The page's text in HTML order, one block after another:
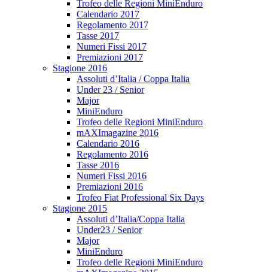
Trofeo delle Regioni MiniEnduro
Calendario 2017
Regolamento 2017
Tasse 2017
Numeri Fissi 2017
Premiazioni 2017
Stagione 2016
Assoluti d’Italia / Coppa Italia
Under 23 / Senior
Major
MiniEnduro
Trofeo delle Regioni MiniEnduro
mAXImagazine 2016
Calendario 2016
Regolamento 2016
Tasse 2016
Numeri Fissi 2016
Premiazioni 2016
Trofeo Fiat Professional Six Days
Stagione 2015
Assoluti d’Italia/Coppa Italia
Under23 / Senior
Major
MiniEnduro
Trofeo delle Regioni MiniEnduro